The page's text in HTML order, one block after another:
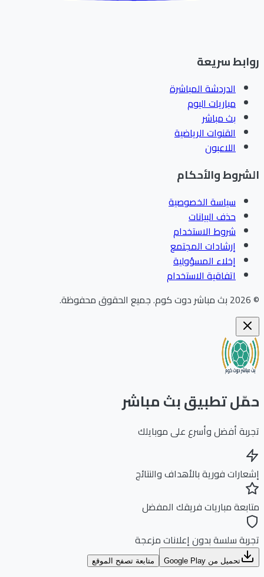
سريعة
الدردشة المباشرة
مباريات اليوم
بث مباشر
القنوات الرياضية
اللاعبون
والأحكام
سياسة الخصوصية
حذف البيانات
شروط الاستخدام
إرشادات المجتمع
إخلاء المسؤولية
اتفاقية الاستخدام
بث مباشر دوت كوم.جميع الحقوق محفوظة.
تطبيق بث مباشر
أفضل وأسرع على موبايلك
فورية بالأهداف والنتائج
مباريات فريقك المفضل
سلسة بدون إعلانات مزعجة
تحميل من Google Play متابعة تصفح الموقع